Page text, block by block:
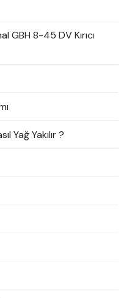
8-45 DV Kırıcı
Yağ Yakılır ?